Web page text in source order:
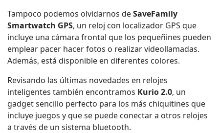
Tampoco podemos olvidarnos deSaveFamily
Smartwatch GPS, un reloj con localizador GPS que
incluye una cámara frontal que los pequeñines pueden
emplear pacer hacer fotos o realizar videollamadas.
Además, está disponible en diferentes colores.
Revisando las últimas novedades en relojes
inteligentes también encontramos Kurio 2.0, un
gadget sencillo perfecto para los más chiquitines que
incluye juegos y que se puede conectar a otros relojes
a través de un sistema bluetooth.